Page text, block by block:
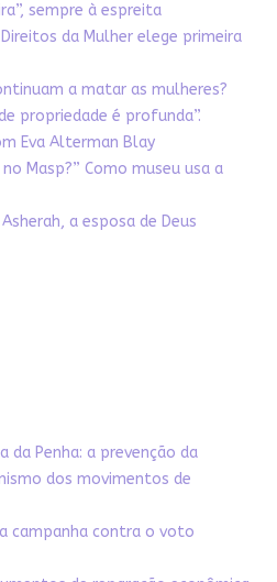
sempre à espreita
da Mulher elege primeira
a matar as mulheres?
propriedade é profunda”.
Eva Alterman Blay
Masp?” Como museu usa a
a esposa de Deus
da Penha: a prevenção da
dos movimentos de
campanha contra o voto